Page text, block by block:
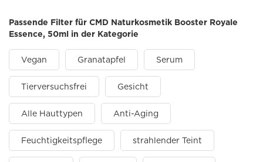
Passende Filter für CMD Naturkosmetik Booster Royale
Essence, 50ml in der Kategorie
Vegan Granatapfel Serum
Tierversuchsfrei Gesicht
Alle Hauttypen Anti-Aging
Feuchtigkeitspflege strahlender Teint